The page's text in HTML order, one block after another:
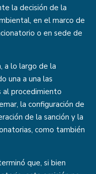
la decisión de la
en el marco de
o en sede de
a lo largo de la
una a una las
al procedimiento
la configuración de
de la sanción y la
como también
que, si bien